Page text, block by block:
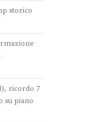
storico
ricordo 7
su piano